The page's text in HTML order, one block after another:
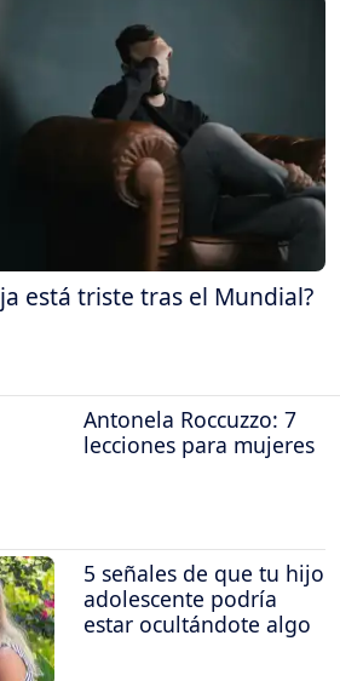
está triste tras el Mundial?
Antonela Roccuzzo: 7
lecciones para mujeres
5 señales de que tu hijo
adolescente podría
estar ocultándote algo